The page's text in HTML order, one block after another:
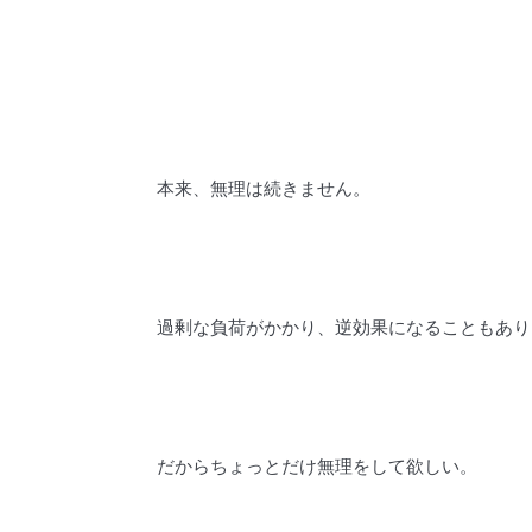
本来、無理は続きません。
過剰な負荷がかかり、逆効果になることもあ
だからちょっとだけ無理をして欲しい。